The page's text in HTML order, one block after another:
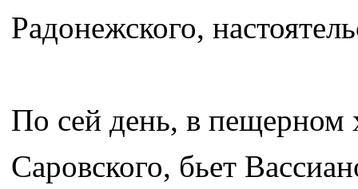
Радонежского,
По сей день, в пещерном
Саровского, бьет